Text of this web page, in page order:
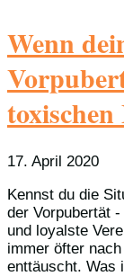
Wenn
17. April 2020
Kennst du die
der Vorpubertät
und loyalste
immer öfter
enttäuscht. Was